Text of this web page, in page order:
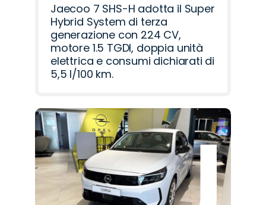
Jaecoo 7 SHS-H adotta il Super
Hybrid System di terza
generazione con 224 CV,
motore 1.5 TGDI, doppia unità
elettrica e consumi dichiarati di
5,5 l/100 km.